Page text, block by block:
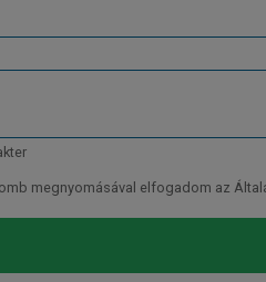
megnyomásával elfogadom az